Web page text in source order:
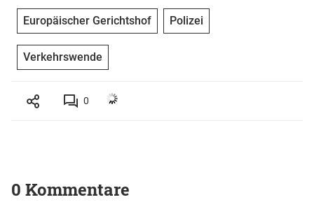
Europäischer Gerichtshof Polizei
Verkehrswende
0
0 Kommentare